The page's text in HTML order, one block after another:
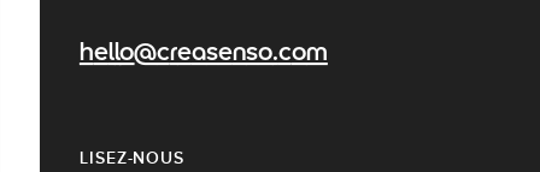
hello@creasenso.com
LISEZ-NOUS